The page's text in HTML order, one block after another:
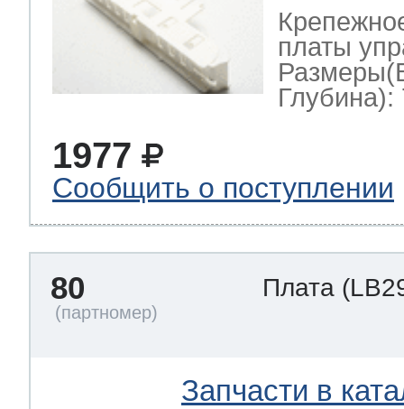
платы
Глубина):
1977
Сообщить о поступлении
80 Плата
Запчасти в